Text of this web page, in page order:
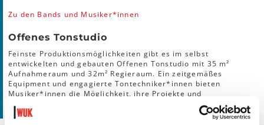
Zu den Bands und Musiker*innen
Offenes Tonstudio
Feinste Produktionsmöglichkeiten gibt es im selbst
entwickelten und gebauten Offenen Tonstudio mit 35 m²
Aufnahmeraum und 32m² Regieraum. Ein zeitgemäßes
Equipment und engagierte Tontechniker*innen bieten
Musiker*innen die Möglichkeit, ihre Projekte und
Produktionen professionell und kostengünstig mischen und
aufnehmen zu können.